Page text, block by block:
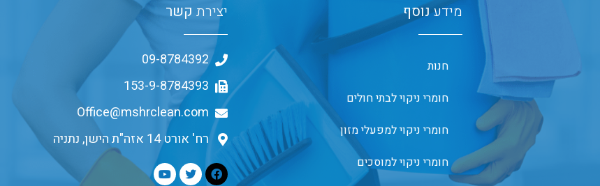
מידענוסף
חנות
חומרי ניקוי לבתי חולים
חומרי ניקוי למפעלי מזון
חומרי ניקוי למוסכים
יצירת קשר
09-8784392
153-9-8784393
Office@mshrclean.com
רח' אורט 14 אזה"ת הישן, נתניה